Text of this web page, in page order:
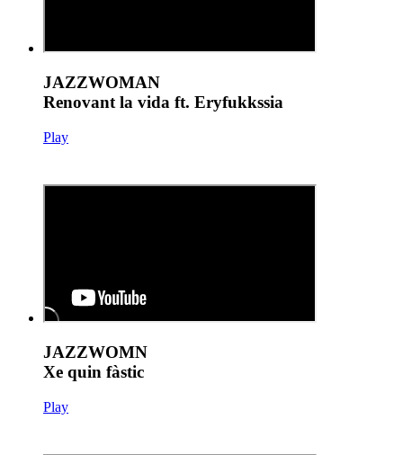
JAZZWOMAN
Renovant la vida ft. Eryfukkssia
Play
JAZZWOMN
Xe quin fàstic
Play